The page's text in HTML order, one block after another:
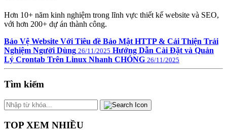
Hơn 10+ năm kinh nghiệm trong lĩnh vực thiết kế website và SEO,
với hơn 200+ dự án thành công.
Bảo Vệ Website Với Tiêu đề Bảo Mật HTTP & Cải Thiện Trải
Nghiệm Người Dùng 26/11/2025 Hướng Dẫn Cài Đặt và Quản
Lý Crontab Trên Linux Nhanh CHÓNG 26/11/2025
Tìm kiếm
TOP XEM NHIỀU